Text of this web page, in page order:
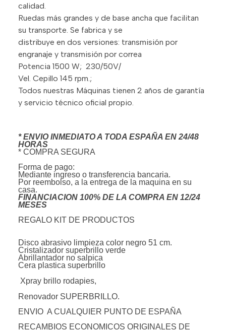
calidad.
Ruedas más grandes y de base ancha que facilitan
su transporte. Se fabrica y se
distribuye en dos versiones: transmisión por
engranaje y transmisión por correa
Potencia 1500 W; 230/50V/
Vel. Cepillo 145 rpm.;
Todos nuestras Máquinas tienen 2 años de garantía
y servicio técnico oficial propio.
* ENVIO INMEDIATO A TODA ESPAÑA EN 24/48
HORAS
* COMPRA SEGURA
Forma de pago:
Mediante ingreso o transferencia bancaria.
Por reembolso, a la entrega de la maquina en su
casa.
FINANCIACION 100% DE LA COMPRA EN 12/24
MESES
REGALO KIT DE PRODUCTOS
Disco abrasivo limpieza color negro 51 cm.
Cristalizador superbrillo verde
Abrillantador no salpica
Cera plastica superbrillo
Xpray brillo rodapies,
Renovador SUPERBRILLO.
ENVIO A CUALQUIER PUNTO DE ESPAÑA
RECAMBIOS ECONOMICOS ORIGINALES DE